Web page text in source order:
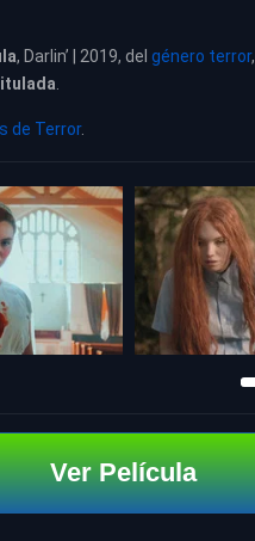
, Darlin’ | 2019, del género terror,
de Terror.
Ver Película